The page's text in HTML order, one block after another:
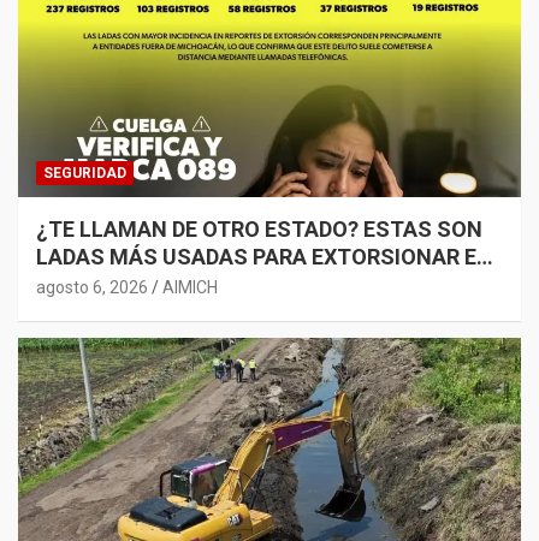
SEGURIDAD
¿TE LLAMAN DE OTRO ESTADO? ESTAS SON
LADAS MÁS USADAS PARA EXTORSIONAR EN
MICHOACÁN
agosto 6, 2026 AIMICH